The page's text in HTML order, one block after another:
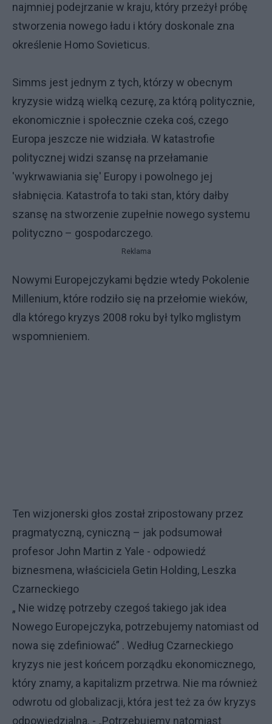
najmniej podejrzanie w kraju, który przeżył próbę
stworzenia nowego ładu i który doskonale zna
określenie Homo Sovieticus.
Simms jest jednym z tych, którzy w obecnym
kryzysie widzą wielką cezurę, za którą politycznie,
ekonomicznie i społecznie czeka coś, czego
Europa jeszcze nie widziała. W katastrofie
politycznej widzi szansę na przełamanie
'wykrwawiania się' Europy i powolnego jej
słabnięcia. Katastrofa to taki stan, który dałby
szansę na stworzenie zupełnie nowego systemu
polityczno – gospodarczego.
Reklama
Nowymi Europejczykami będzie wtedy Pokolenie
Millenium, które rodziło się na przełomie wieków,
dla którego kryzys 2008 roku był tylko mglistym
wspomnieniem.
Ten wizjonerski głos został zripostowany przez
pragmatyczną, cyniczną – jak podsumował
profesor John Martin z Yale - odpowiedź
biznesmena, właściciela Getin Holding, Leszka
Czarneckiego
„ Nie widzę potrzeby czegoś takiego jak idea
Nowego Europejczyka, potrzebujemy natomiast od
nowa się zdefiniować” . Według Czarneckiego
kryzys nie jest końcem porządku ekonomicznego,
który znamy, a kapitalizm przetrwa. Nie ma również
odwrotu od globalizacji, która jest też za ów kryzys
odpowiedzialna. - „Potrzebujemy natomiast